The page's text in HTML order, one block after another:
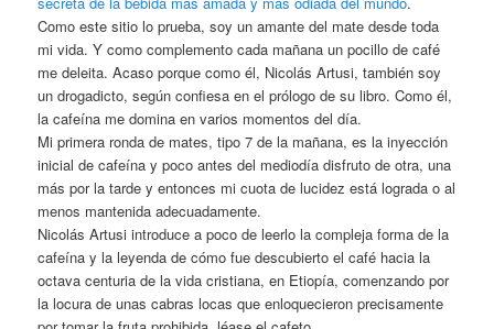
Como este sitio lo prueba, soy un amante del mate desde toda
mi vida. Y como complemento cada mañana un pocillo de café
me deleita. Acaso porque como él, Nicolás Artusi, también soy
un drogadicto, según confiesa en el prólogo de su libro. Como él,
la cafeína me domina en varios momentos del día.
Mi primera ronda de mates, tipo 7 de la mañana, es la inyección
inicial de cafeína y poco antes del mediodía disfruto de otra, una
más por la tarde y entonces mi cuota de lucidez está lograda o al
menos mantenida adecuadamente.
Nicolás Artusi introduce a poco de leerlo la compleja forma de la
cafeína y la leyenda de cómo fue descubierto el café hacia la
octava centuria de la vida cristiana, en Etiopía, comenzando por
la locura de unas cabras locas que enloquecieron precisamente